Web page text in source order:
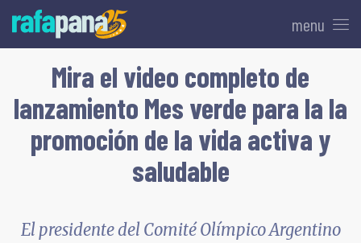
menu
Mira el video completo de
lanzamiento Mes verde para la la
promoción de la vida activa y
saludable
El presidente del Comité Olímpico Argentino